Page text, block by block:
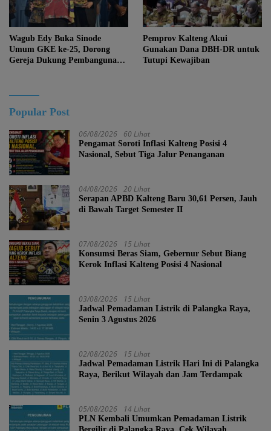
Wagub Edy Buka Sinode
Umum GKE ke-25, Dorong
Gereja Dukung Pembangunan
Pemprov Kalteng Akui
Gunakan Dana DBH-DR untuk
Tutupi Kewajiban
Popular Post
06/08/2026 60 Lihat
Pengamat Soroti Inflasi Kalteng Posisi 4
Nasional, Sebut Tiga Jalur Penanganan
04/08/2026 20 Lihat
Serapan APBD Kalteng Baru 30,61 Persen, Jauh
di Bawah Target Semester II
07/08/2026 15 Lihat
Konsumsi Beras Siam, Gebernur Sebut Biang
Kerok Inflasi Kalteng Posisi 4 Nasional
03/08/2026 15 Lihat
Jadwal Pemadaman Listrik di Palangka Raya,
Senin 3 Agustus 2026
02/08/2026 15 Lihat
Jadwal Pemadaman Listrik Hari Ini di Palangka
Raya, Berikut Wilayah dan Jam Terdampak
05/08/2026 14 Lihat
PLN Kembali Umumkan Pemadaman Listrik